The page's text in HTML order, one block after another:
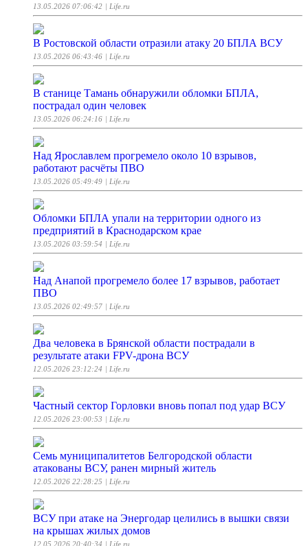
13.05.2026 07:06:42 | Life.ru
В Ростовской области отразили атаку 20 БПЛА ВСУ
13.05.2026 06:43:46 | Life.ru
В станице Тамань обнаружили обломки БПЛА,
пострадал один человек
13.05.2026 06:24:16 | Life.ru
Над Ярославлем прогремело около 10 взрывов,
работают расчёты ПВО
13.05.2026 05:49:49 | Life.ru
Обломки БПЛА упали на территории одного из
предприятий в Краснодарском крае
13.05.2026 03:59:54 | Life.ru
Над Анапой прогремело более 17 взрывов, работает
ПВО
13.05.2026 02:49:57 | Life.ru
Два человека в Брянской области пострадали в
результате атаки FPV-дрона ВСУ
12.05.2026 23:12:24 | Life.ru
Частный сектор Горловки вновь попал под удар ВСУ
12.05.2026 23:00:53 | Life.ru
Семь муниципалитетов Белгородской области
атакованы ВСУ, ранен мирный житель
12.05.2026 22:28:25 | Life.ru
ВСУ при атаке на Энергодар целились в вышки связи
на крышах жилых домов
12.05.2026 20:40:34 | Life.ru